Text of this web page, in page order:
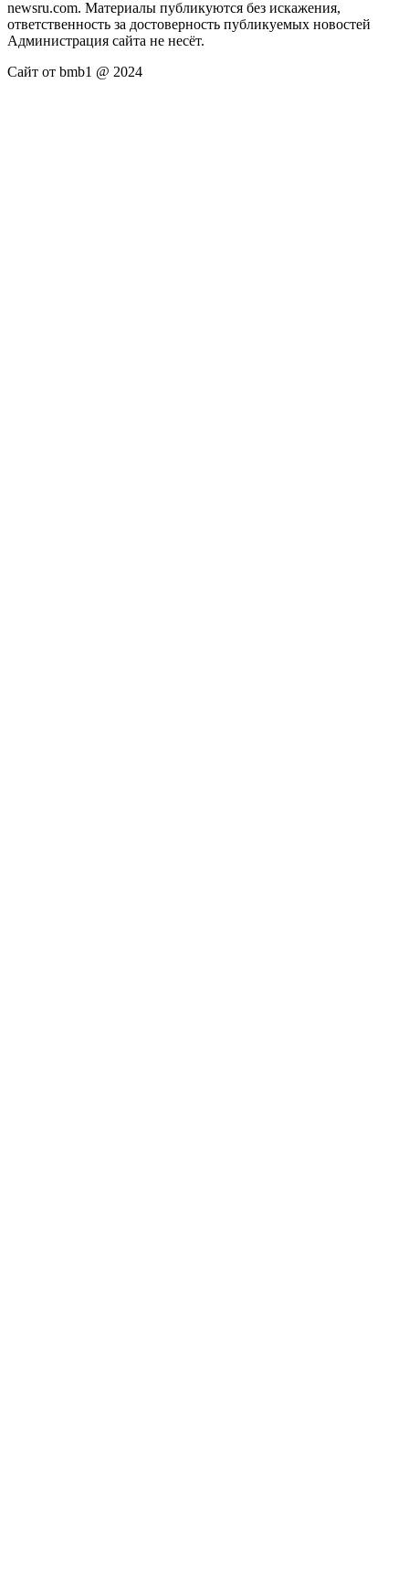
newsru.com. Материалы публикуются без искажения,
ответственность за достоверность публикуемых новостей
Администрация сайта не несёт.
Сайт от bmb1 @ 2024